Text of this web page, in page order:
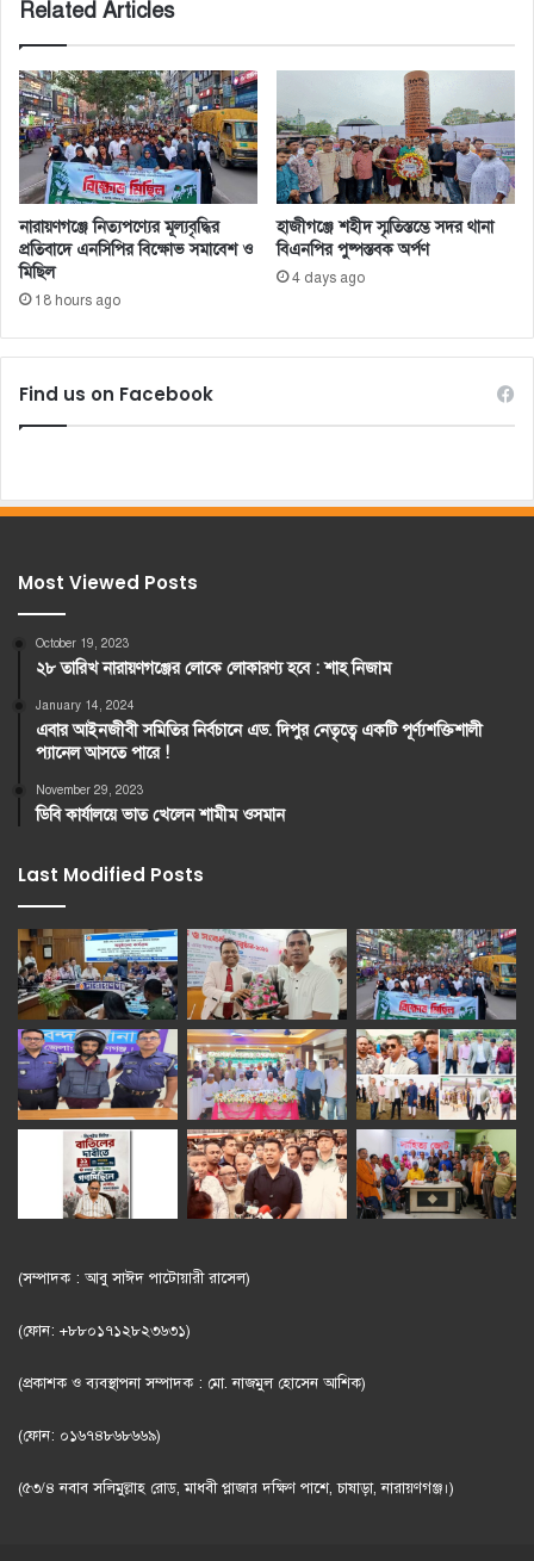
Related Articles
নারায়ণগঞ্জে নিত্যপণ্যের মূল্যবৃদ্ধির
প্রতিবাদে এনসিপির বিক্ষোভ সমাবেশ ও
মিছিল
18 hours ago
হাজীগঞ্জে শহীদ স্মৃতিস্তম্ভে সদর থানা
বিএনপির পুষ্পস্তবক অর্পণ
4 days ago
Find us on Facebook
Most Viewed Posts
October 19, 2023
২৮ তারিখ নারায়ণগঞ্জের লোকে লোকারণ্য হবে : শাহ নিজাম
January 14, 2024
এবার আইনজীবী সমিতির নির্বচানে এড. দিপুর নেতৃত্বে একটি পূর্ণ্যশক্তিশালী
প্যানেল আসতে পারে !
November 29, 2023
ডিবি কার্যালয়ে ভাত খেলেন শামীম ওসমান
Last Modified Posts
(সম্পাদক : আবু সাঈদ পাটোয়ারী রাসেল)
(ফোন: +৮৮০১৭১২৮২৩৬৩১)
(প্রকাশক ও ব্যবস্থাপনা সম্পাদক : মো. নাজমুল হোসেন আশিক)
(ফোন: ০১৬৭৪৮৬৮৬৬৯)
(৫৩/৪ নবাব সলিমুল্লাহ রোড, মাধবী প্লাজার দক্ষিণ পাশে, চাষাড়া, নারায়ণগঞ্জ।)